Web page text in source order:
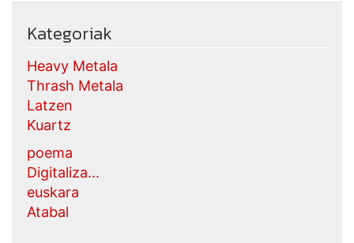
Kategoriak
Heavy Metala
Thrash Metala
Latzen
Kuartz
poema
Digitaliza...
euskara
Atabal